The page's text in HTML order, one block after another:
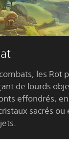
les Rot
de lourds
effondrés,
sacrés